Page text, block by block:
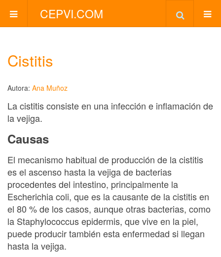
CEPVI.COM
Cistitis
Autora: Ana Muñoz
La cistitis consiste en una infección e inflamación de
la vejiga.
Causas
El mecanismo habitual de producción de la cistitis
es el ascenso hasta la vejiga de bacterias
procedentes del intestino, principalmente la
Escherichia coli, que es la causante de la cistitis en
el 80 % de los casos, aunque otras bacterias, como
la Staphylococcus epidermis, que vive en la piel,
puede producir también esta enfermedad si llegan
hasta la vejiga.